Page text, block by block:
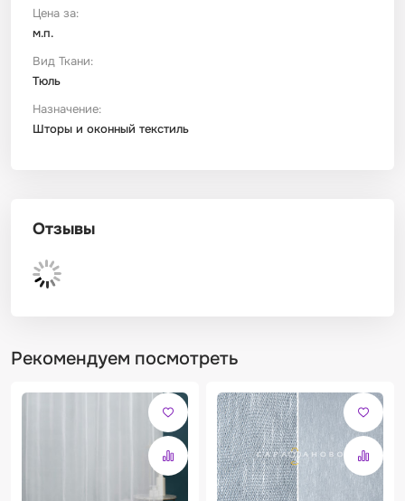
Цена за:
м.п.
Вид Ткани:
Тюль
Назначение:
Шторы и оконный текстиль
Отзывы
Рекомендуем посмотреть